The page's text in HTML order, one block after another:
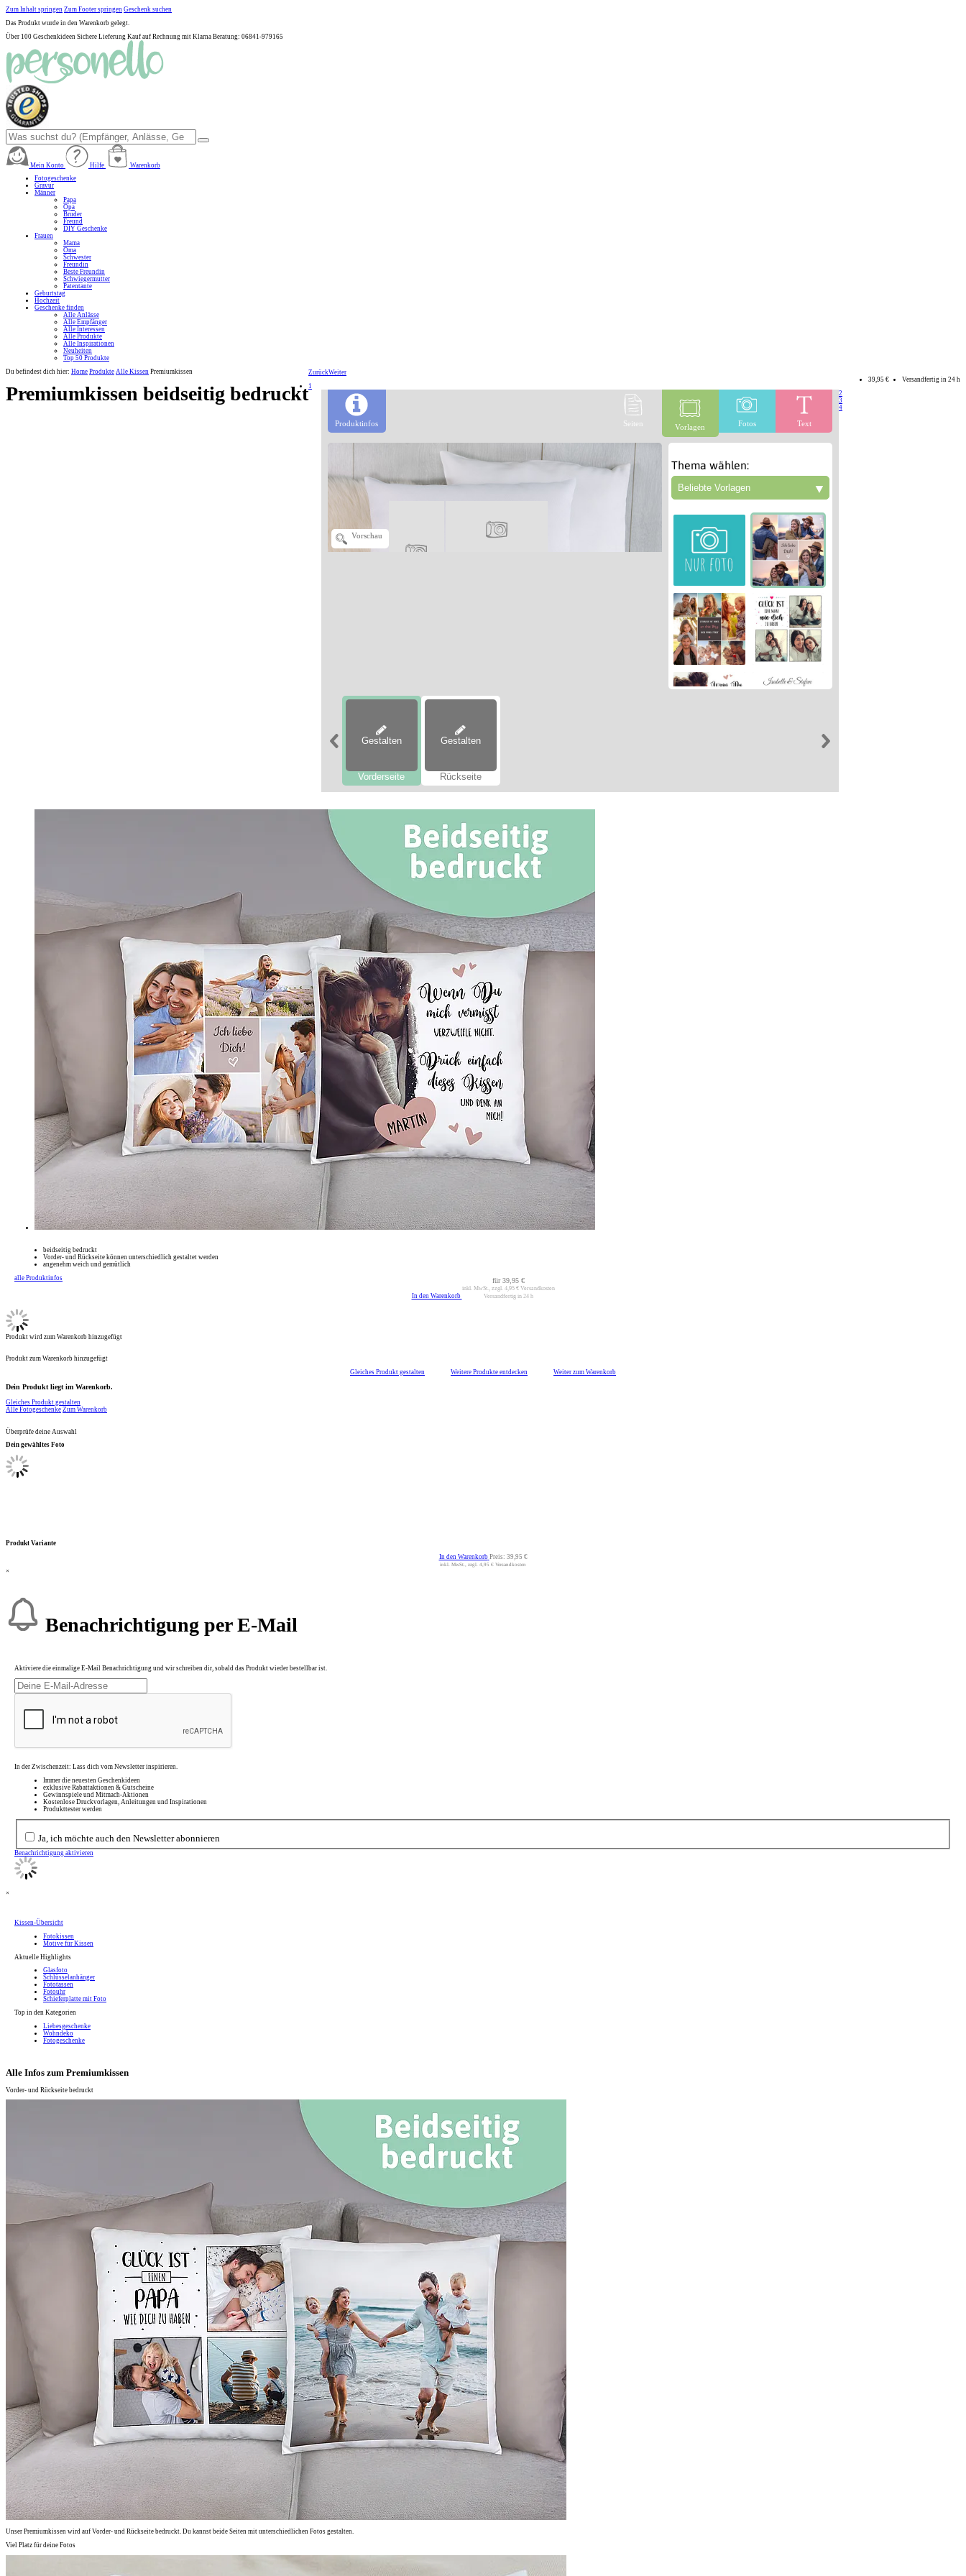
Zum Inhalt springen Zum Footer springen Geschenk suchen
Das Produkt wurde in den Warenkorb gelegt.
Über 100 Geschenkideen Sichere Lieferung Kauf auf Rechnung mit Klarna Beratung: 06841-979165
Mein Konto Hilfe
Warenkorb
Fotogeschenke
Gravur
Männer
Papa
Opa
Bruder
Freund
DIY Geschenke
Frauen
Mama
Oma
Schwester
Freundin
Beste Freundin
Schwiegermutter
Patentante
Geburtstag
Hochzeit
Geschenke finden
Alle Anlässe
Alle Empfänger
Alle Interessen
Alle Produkte
Alle Inspirationen
Neuheiten
Top 50 Produkte
Du befindest dich hier: Home Produkte Alle Kissen Premiumkissen
Premiumkissen beidseitig bedruckt
39,95 € Versandfertig in 24 h
Produktinfos Seiten Vorlagen Fotos Text
Vorschau
Thema wählen:
▼
Gestalten
Vorderseite
Gestalten
Rückseite
ZurückWeiter
1
2
3
4
beidseitig bedruckt
Vorder- und Rückseite können unterschiedlich gestaltet werden
angenehm weich und gemütlich
alle Produktinfos
In den Warenkorb
für39,95 €
inkl. MwSt., zzgl. 4,95 €Versandkosten
Versandfertig in 24 h
Produkt wird zum Warenkorb hinzugefügt
Produkt zum Warenkorb hinzugefügt
Gleiches Produkt gestalten
Weitere Produkte entdecken Weiter zum Warenkorb
Dein Produkt liegt im Warenkorb.
Gleiches Produkt gestalten
Alle Fotogeschenke Zum Warenkorb
Überprüfe deine Auswahl
Dein gewähltes Foto
Produkt Variante
In den Warenkorb Preis: 39,95 €
inkl. MwSt., zzgl. 4,95 € Versandkosten
×
Benachrichtigung per E-Mail
Aktiviere die einmalige E-Mail Benachrichtigung und wir schreiben dir, sobald das Produkt wieder bestellbar ist.
In der Zwischenzeit: Lass dich vom Newsletter inspirieren.
Immer die neuesten Geschenkideen
exklusive Rabattaktionen & Gutscheine
Gewinnspiele und Mitmach-Aktionen
Kostenlose Druckvorlagen, Anleitungen und Inspirationen
Produkttester werden
Ja, ich möchte auch den Newsletter abonnieren
Benachrichtigung aktivieren
×
Kissen-Übersicht
Fotokissen
Motive für Kissen
Aktuelle Highlights
Glasfoto
Schlüsselanhänger
Fototassen
Fotouhr
Schieferplatte mit Foto
Top in den Kategorien
Liebesgeschenke
Wohndeko
Fotogeschenke
Alle Infos zum Premiumkissen
Vorder- und Rückseite bedruckt
Unser Premiumkissen wird auf Vorder- und Rückseite bedruckt. Du kannst beide Seiten mit unterschiedlichen Fotos gestalten.
Viel Platz für deine Fotos